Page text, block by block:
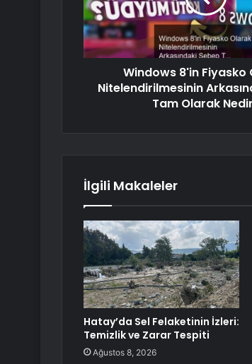
Windows 8'in Fiyasko
Nitelendirilmesinin
Tam Olarak
İlgili Makaleler
Hatay’da Sel Felaketinin İzleri:
Temizlik ve Zarar Tespiti
Ağustos 8, 2026